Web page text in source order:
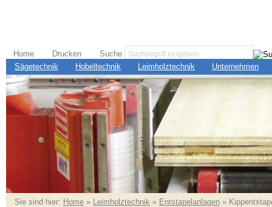
Home Drucken
Suche
Sägetechnik
Hobeltechnik Leimholztechnik Unternehmen
Sie sind hier: Home » Leimholztechnik » Entstapelanlagen »